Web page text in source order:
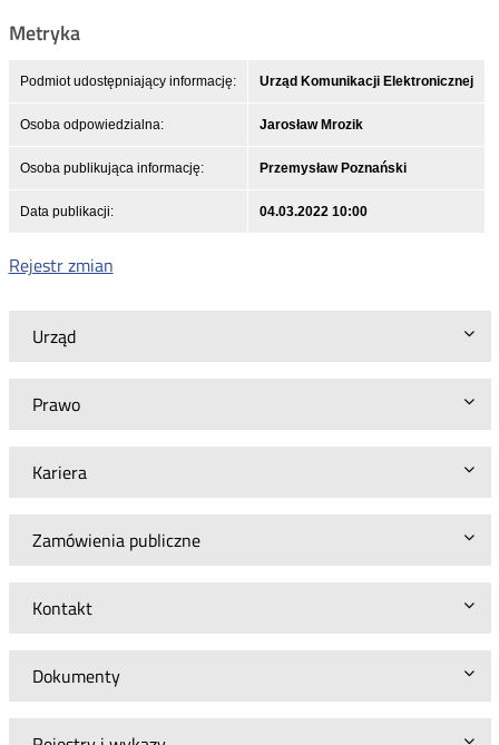
Urząd
Prawo
Kariera
Zamówienia publiczne
Kontakt
Dokumenty
Metryka
Podmiot udostępniający informację: Urząd Komunikacji Elektronicznej
Osoba odpowiedzialna: Jarosław Mrozik
Osoba publikująca informację: Przemysław Poznański
Data publikacji: 04.03.2022 10:00
Rejestr zmian